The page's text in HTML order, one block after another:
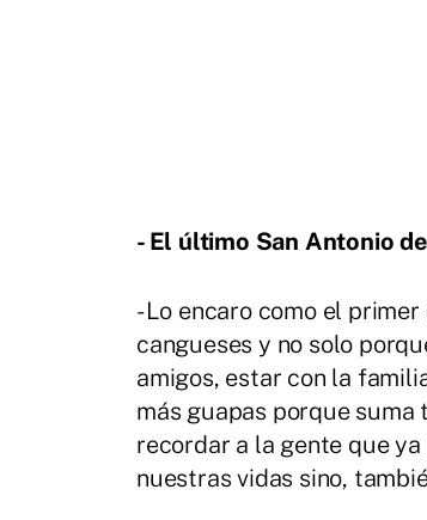
- El último San Antonio
- Lo encaro como el
cangueses y no solo
amigos, estar con la
más guapas porque
recordar a la gente que
nuestras vidas sino,